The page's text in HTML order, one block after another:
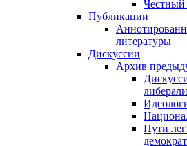
Честный
Публикации
литературы
Дискуссии
Архив
Пути